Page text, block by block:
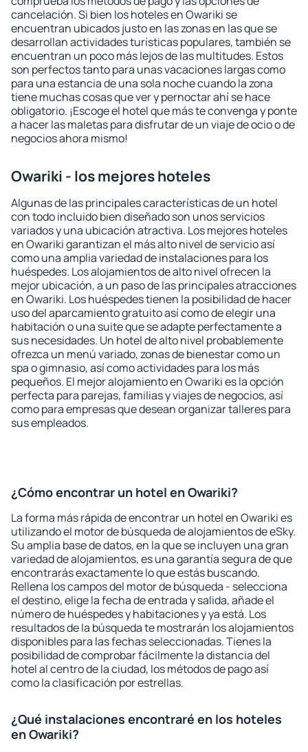
cancelación. Si bien los hoteles en Owariki se
encuentran ubicados justo en las zonas en las que se
desarrollan actividades turísticas populares, también se
encuentran un poco más lejos de las multitudes. Estos
son perfectos tanto para unas vacaciones largas como
para una estancia de una sola noche cuando la zona
tiene muchas cosas que ver y pernoctar ahí se hace
obligatorio. ¡Escoge el hotel que más te convenga y ponte
a hacer las maletas para disfrutar de un viaje de ocio o de
negocios ahora mismo!
Owariki - los mejores hoteles
Algunas de las principales características de un hotel
con todo incluido bien diseñado son unos servicios
variados y una ubicación atractiva. Los mejores hoteles
en Owariki garantizan el más alto nivel de servicio así
como una amplia variedad de instalaciones para los
huéspedes. Los alojamientos de alto nivel ofrecen la
mejor ubicación, a un paso de las principales atracciones
en Owariki. Los huéspedes tienen la posibilidad de hacer
uso del aparcamiento gratuito así como de elegir una
habitación o una suite que se adapte perfectamente a
sus necesidades. Un hotel de alto nivel probablemente
ofrezca un menú variado, zonas de bienestar como un
spa o gimnasio, así como actividades para los más
pequeños. El mejor alojamiento en Owariki es la opción
perfecta para parejas, familias y viajes de negocios, así
como para empresas que desean organizar talleres para
sus empleados.
¿Cómo encontrar un hotel en Owariki?
La forma más rápida de encontrar un hotel en Owariki es
utilizando el motor de búsqueda de alojamientos de eSky.
Su amplia base de datos, en la que se incluyen una gran
variedad de alojamientos, es una garantía segura de que
encontrarás exactamente lo que estás buscando.
Rellena los campos del motor de búsqueda - selecciona
el destino, elige la fecha de entrada y salida, añade el
número de huéspedes y habitaciones y ya está. Los
resultados de la búsqueda te mostrarán los alojamientos
disponibles para las fechas seleccionadas. Tienes la
posibilidad de comprobar fácilmente la distancia del
hotel al centro de la ciudad, los métodos de pago así
como la clasificación por estrellas.
¿Qué instalaciones encontraré en los hoteles
en Owariki?